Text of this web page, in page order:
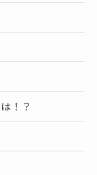
！？